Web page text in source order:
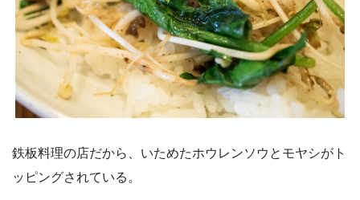
鉄板料理の店だから、いためたホウレンソウとモヤシがト
ッピングされている。